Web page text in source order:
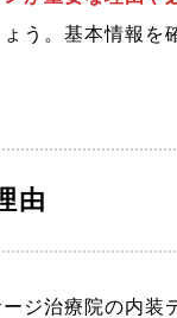
う。基本情報を
由
ジ治療院の内装